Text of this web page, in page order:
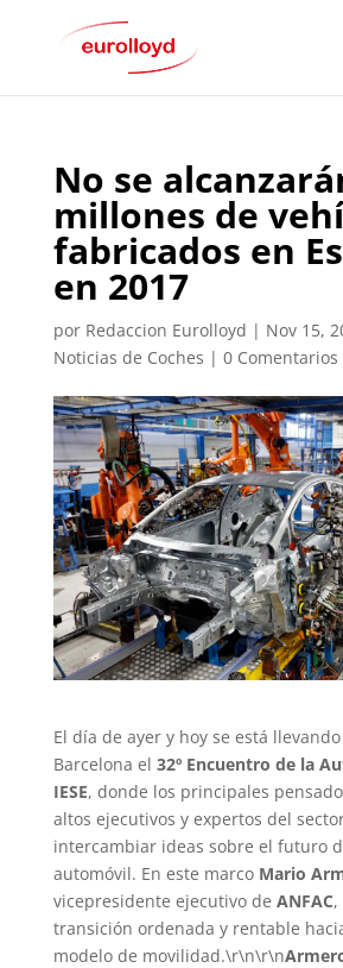
No se
millones de
fabricados en
en 2017
por Redaccion Eurolloyd | Nov 15,
Noticias de Coches | 0 Comentarios
El día de ayer y hoy se está
Barcelona el 32º Encuentro de la
IESE, donde los principales
altos ejecutivos y expertos del
intercambiar ideas sobre el futuro
automóvil. En este marco Mario
vicepresidente ejecutivo de ANFAC
transición ordenada y rentable
modelo de movilidad.\r\n\r\n